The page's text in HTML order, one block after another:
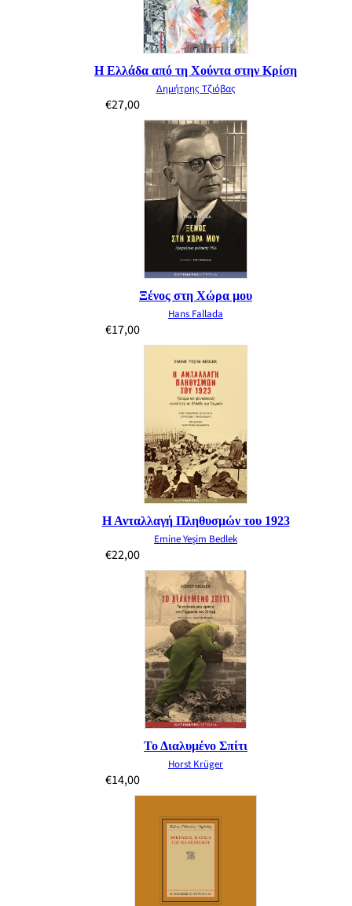
Η Ελλάδα από τη Χούντα στην Κρίση
Δημήτρης Τζιόβας
€27,00
Ξένος στη Χώρα μου
Hans Fallada
€17,00
Η Ανταλλαγή Πληθυσμών του 1923
Emine Yeşim Bedlek
€22,00
Το Διαλυμένο Σπίτι
Horst Krüger
€14,00